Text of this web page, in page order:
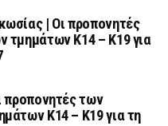
| Οι προπονητές
τμημάτων Κ14 – Κ19 για
προπονητές των
Κ14 – Κ19 για τη